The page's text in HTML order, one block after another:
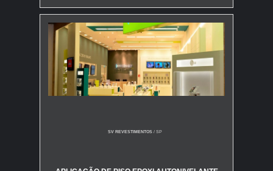
SV REVESTIMENTOS/ SP